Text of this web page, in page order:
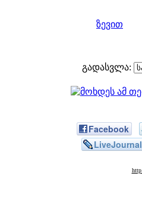
ზევით
გადასვლა:
Facebook
LiveJournal